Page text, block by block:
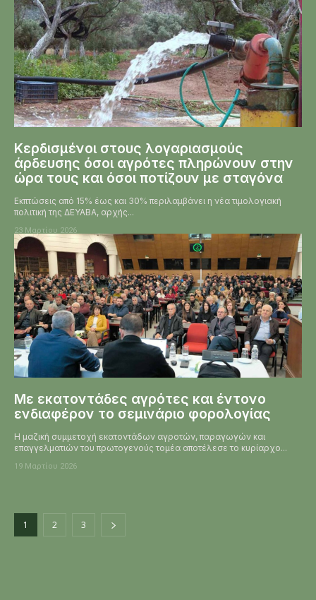
Κερδισμένοι στους λογαριασμούς
άρδευσης όσοι αγρότες πληρώνουν στην
ώρα τους και όσοι ποτίζουν με σταγόνα
Εκπτώσεις από 15% έως και 30% περιλαμβάνει η νέα τιμολογιακή
πολιτική της ΔΕΥΑΒΑ, αρχής...
23 Μαρτίου 2026
Με εκατοντάδες αγρότες και έντονο
ενδιαφέρον το σεμινάριο φορολογίας
Η μαζική συμμετοχή εκατοντάδων αγροτών, παραγωγών και
επαγγελματιών του πρωτογενούς τομέα αποτέλεσε το κυρίαρχο...
19 Μαρτίου 2026
1 2 3